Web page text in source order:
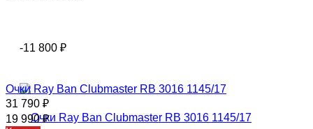
-11 800 ₽
Очки Ray Ban Clubmaster RB 3016 1145/17
31 790 ₽
19 990₽